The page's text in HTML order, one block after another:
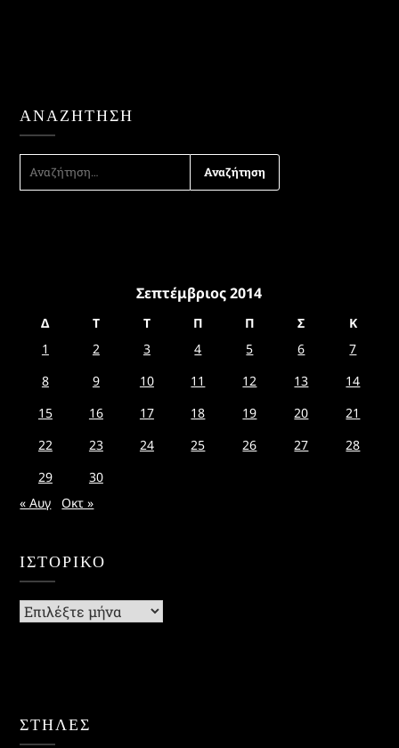
ΑΝΑΖΉΤΗΣΗ
ΓΙΑ:
Σεπτέμβριος 2014
Δ Τ Τ Π Π Σ
Κ
1
2 3 4 5 6
7
8
9 10 11 12 13
14
15
16 17 18 19 20
21
22
23 24 25 26 27
28
29
30
« Αυγ
Οκτ »
ΙΣΤΟΡΙΚΌ
Ιστορικό
ΣΤΗΛΕΣ